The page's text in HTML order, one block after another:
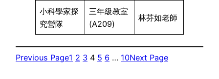
小科學家探
究營隊
三年級教室
(A209)
林芬如老師
Previous Page1 2 3 4 5 6 … 10Next Page